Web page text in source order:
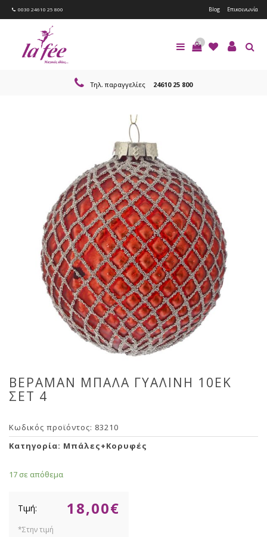
0030 24610 25 800 Blog Επικοινωνία
0
Τηλ. παραγγελίες 24610 25 800
ΒΕΡΑΜΑΝ ΜΠΑΛΑ ΓΥΑΛΙΝΗ 10ΕΚ
ΣΕΤ 4
Κωδικός προϊόντος: 83210
Κατηγορία: Μπάλες+Κορυφές
17 σε απόθεμα
18,00€